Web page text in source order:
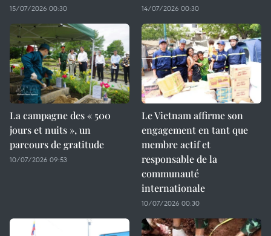
15/07/2026 00:30 14/07/2026 00:30
La campagne des « 500
jours et nuits », un
parcours de gratitude
10/07/2026 09:53
Le Vietnam affirme son
engagement en tant que
membre actif et
responsable de la
communauté
internationale
10/07/2026 00:30